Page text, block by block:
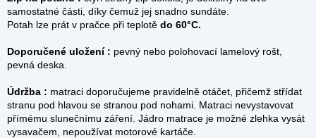
samostatné části, díky čemuž jej snadno sundáte.
Potah lze prát v pračce při teplotě do 60°C.
Doporučené uložení : pevný nebo polohovací lamelový rošt,
pevná deska.
Údržba : matraci doporučujeme pravidelně otáčet, přičemž střídat
stranu pod hlavou se stranou pod nohami. Matraci nevystavovat
přímému slunečnímu záření. Jádro matrace je možné zlehka vysát
vysavačem, nepoužívat motorové kartáče.